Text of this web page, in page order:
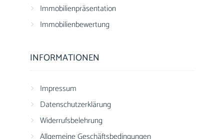
Immobilienpräsentation
Immobilienbewertung
INFORMATIONEN
Impressum
Datenschutzerklärung
Widerrufsbelehrung